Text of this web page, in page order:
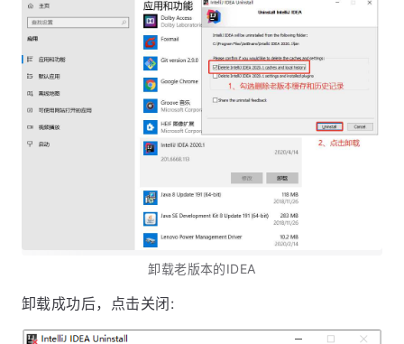
卸载老版本的IDEA
卸载成功后，点击关闭: